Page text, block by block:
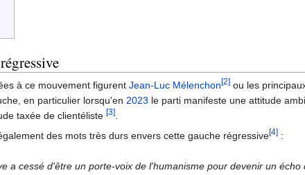
à ce mouvement figurent Jean-Luc Mélenchon[2] ou les
en particulier lorsqu'en 2023 le parti manifeste une attitude
taxée de clientéliste [3].
des mots très durs envers cette gauche régressive[4] :
a cessé d'être un porte-voix de l'humanisme pour devenir un